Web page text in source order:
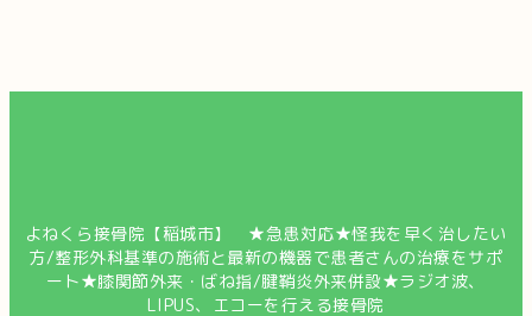
よねくら接骨院【稲城市】 ★急患対応★怪我を早く治したい
方/整形外科基準の施術と最新の機器で患者さんの治療をサポ
ート★膝関節外来・ばね指/腱鞘炎外来併設★ラジオ波、
LIPUS、エコーを行える接骨院